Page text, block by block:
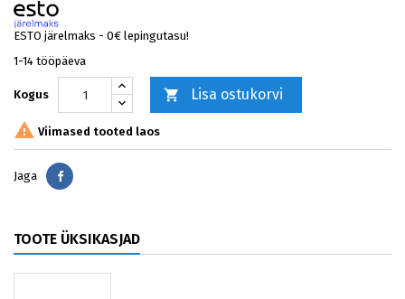
ESTO järelmaks - 0€ lepingutasu!
1-14 tööpäeva
Kogus  Lisa ostukorvi
 Viimased tooted laos
Jaga Jaga
TOOTE ÜKSIKASJAD